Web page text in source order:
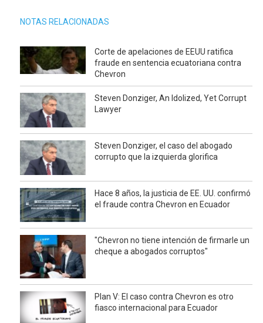
NOTAS RELACIONADAS
Corte de apelaciones de EEUU ratifica
fraude en sentencia ecuatoriana contra
Chevron
Steven Donziger, An Idolized, Yet Corrupt
Lawyer
Steven Donziger, el caso del abogado
corrupto que la izquierda glorifica
Hace 8 años, la justicia de EE. UU. confirmó
el fraude contra Chevron en Ecuador
"Chevron no tiene intención de firmarle un
cheque a abogados corruptos"
Plan V: El caso contra Chevron es otro
fiasco internacional para Ecuador